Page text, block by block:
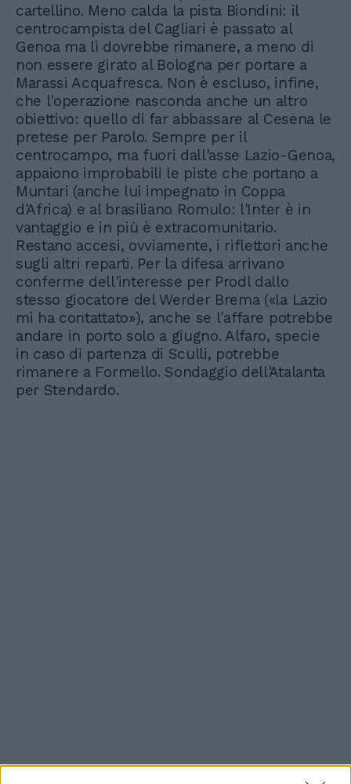
cartellino. Meno calda la pista Biondini: il
centrocampista del Cagliari è passato al
Genoa ma lì dovrebbe rimanere, a meno di
non essere girato al Bologna per portare a
Marassi Acquafresca. Non è escluso, infine,
che l'operazione nasconda anche un altro
obiettivo: quello di far abbassare al Cesena le
pretese per Parolo. Sempre per il
centrocampo, ma fuori dall'asse Lazio-Genoa,
appaiono improbabili le piste che portano a
Muntari (anche lui impegnato in Coppa
d'Africa) e al brasiliano Romulo: l'Inter è in
vantaggio e in più è extracomunitario.
Restano accesi, ovviamente, i riflettori anche
sugli altri reparti. Per la difesa arrivano
conferme dell'interesse per Prodl dallo
stesso giocatore del Werder Brema («la Lazio
mi ha contattato»), anche se l'affare potrebbe
andare in porto solo a giugno. Alfaro, specie
in caso di partenza di Sculli, potrebbe
rimanere a Formello. Sondaggio dell'Atalanta
per Stendardo.